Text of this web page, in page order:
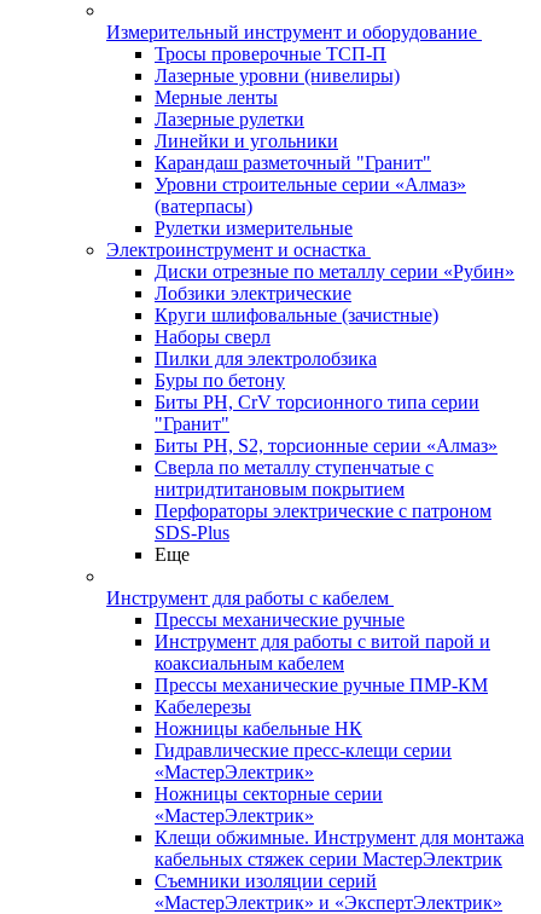
Измерительный инструмент и оборудование
Тросы проверочные ТСП-П
Лазерные уровни (нивелиры)
Мерные ленты
Лазерные рулетки
Линейки и угольники
Карандаш разметочный "Гранит"
Уровни строительные серии «Алмаз»
(ватерпасы)
Рулетки измерительные
Электроинструмент и оснастка
Диски отрезные по металлу серии «Рубин»
Лобзики электрические
Круги шлифовальные (зачистные)
Наборы сверл
Пилки для электролобзика
Буры по бетону
Биты PH, CrV торсионного типа серии
"Гранит"
Биты PH, S2, торсионные серии «Алмаз»
Сверла по металлу ступенчатые с
нитридтитановым покрытием
Перфораторы электрические с патроном
SDS-Plus
Еще
Инструмент для работы с кабелем
Прессы механические ручные
Инструмент для работы с витой парой и
коаксиальным кабелем
Прессы механические ручные ПМР-КМ
Кабелерезы
Ножницы кабельные НК
Гидравлические пресс-клещи серии
«МастерЭлектрик»
Ножницы секторные серии
«МастерЭлектрик»
Клещи обжимные. Инструмент для монтажа
кабельных стяжек серии МастерЭлектрик
Съемники изоляции серий
«МастерЭлектрик» и «ЭкспертЭлектрик»